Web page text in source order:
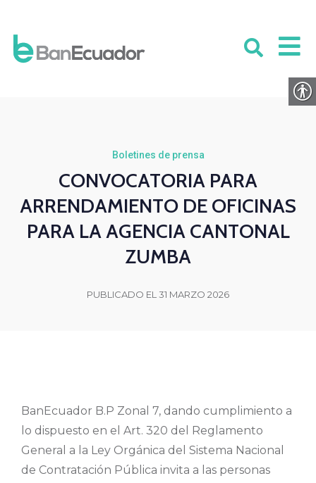
Boletines de prensa
CONVOCATORIA PARA
ARRENDAMIENTO DE OFICINAS
PARA LA AGENCIA CANTONAL
ZUMBA
PUBLICADO EL 31 MARZO 2026
BanEcuador B.P Zonal 7, dando cumplimiento a
lo dispuesto en el Art. 320 del Reglamento
General a la Ley Orgánica del Sistema Nacional
de Contratación Pública invita a las personas